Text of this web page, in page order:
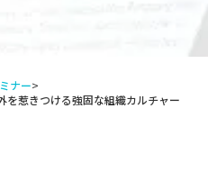
ナー>
を惹きつける強固な組織カルチャー